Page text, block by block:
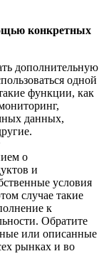
конкретных
дополнительную
одной
функции, как
данных,
о
и
условия
случае такие
к
Обратите
или описанные
рынках и во